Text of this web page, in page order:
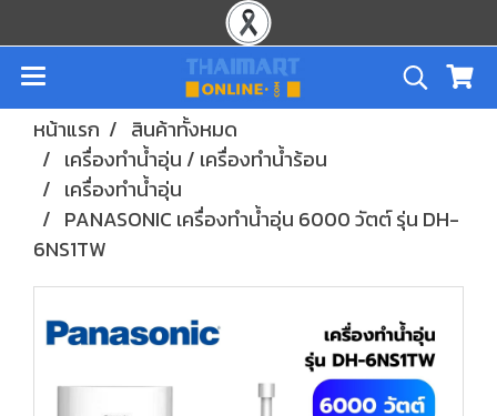
หน้าแรก
สินค้าทั้งหมด
เครื่องทำน้ำอุ่น / เครื่องทำน้ำร้อน
เครื่องทำน้ำอุ่น
PANASONIC เครื่องทำน้ำอุ่น 6000 วัตต์ รุ่น DH-
6NS1TW